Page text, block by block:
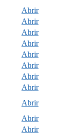
Abrir
Abrir
Abrir
Abrir
Abrir
Abrir
Abrir
Abrir
Abrir
Abrir
Abrir